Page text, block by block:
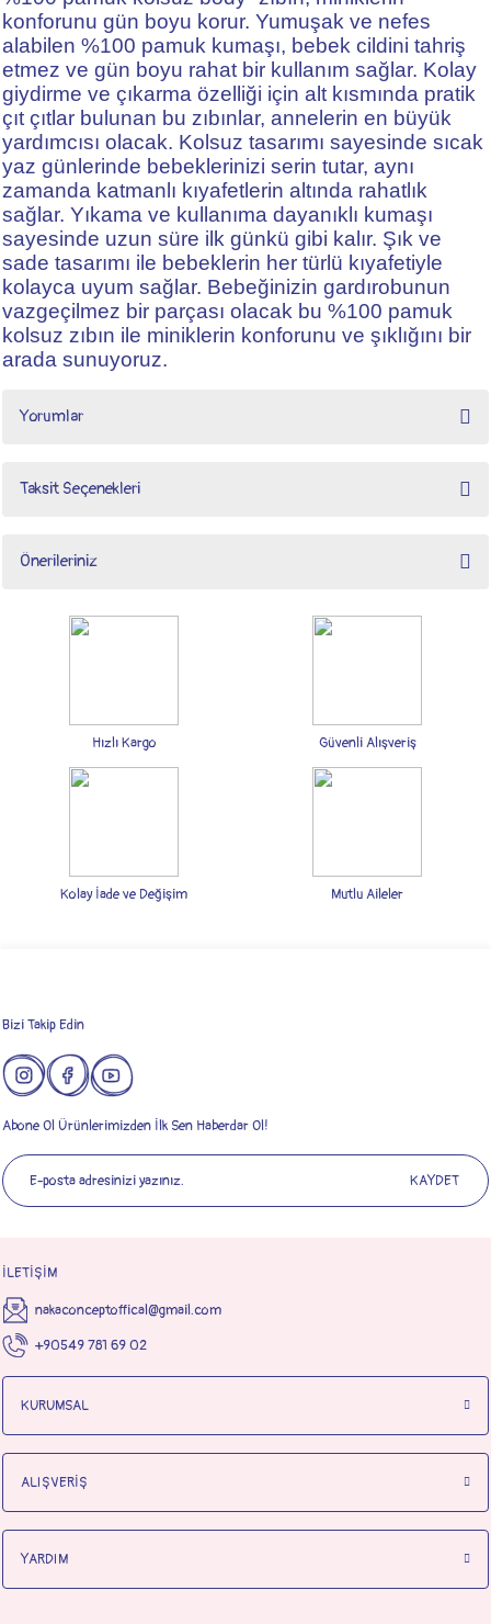
konforunu gün boyu korur. Yumuşak ve nefes
alabilen %100 pamuk kumaşı, bebek cildini tahriş
etmez ve gün boyu rahat bir kullanım sağlar. Kolay
giydirme ve çıkarma özelliği için alt kısmında pratik
çıt çıtlar bulunan bu zıbınlar, annelerin en büyük
yardımcısı olacak. Kolsuz tasarımı sayesinde sıcak
yaz günlerinde bebeklerinizi serin tutar, aynı
zamanda katmanlı kıyafetlerin altında rahatlık
sağlar. Yıkama ve kullanıma dayanıklı kumaşı
sayesinde uzun süre ilk günkü gibi kalır. Şık ve
sade tasarımı ile bebeklerin her türlü kıyafetiyle
kolayca uyum sağlar. Bebeğinizin gardırobunun
vazgeçilmez bir parçası olacak bu %100 pamuk
kolsuz zıbın ile miniklerin konforunu ve şıklığını bir
arada sunuyoruz.
Yorumlar
Taksit Seçenekleri
Önerileriniz
Bu ürünün fiyat bilgisi, resim, ürün açıklamalarında ve diğer konularda yetersiz
gördüğünüz noktaları öneri formunu kullanarak tarafımıza iletebilirsiniz.
Ürün açıklamasında eksik bilgiler bulunuyor.
Ürün bilgilerinde hatalar bulunuyor.
Hızlı Kargo Güvenli Alışveriş
Kolay İade ve Değişim Mutlu Aileler
Bizi Takip Edin
Abone Ol Ürünlerimizden İlk Sen Haberdar Ol!
KAYDET
İLETİŞİM
nakaconceptoffical@gmail.com
+90549 781 69 02
KURUMSAL
ALIŞVERİŞ
YARDIM